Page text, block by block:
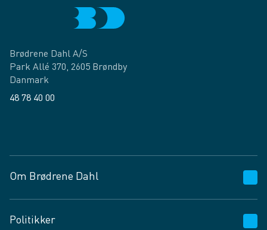
Brødrene Dahl A/S
Park Allé 370, 2605 Brøndby
Danmark
48 78 40 00
Om Brødrene Dahl
Vagttelefon 30 10 89 89
Politikker